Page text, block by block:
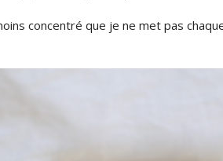
concentré que je ne met pas